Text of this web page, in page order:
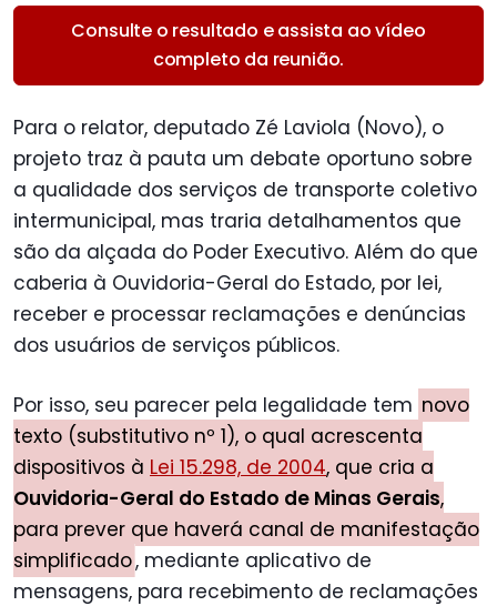
Consulte o resultado e assista ao vídeo
completo da reunião.
Para o relator, deputado Zé Laviola (Novo), o
projeto traz à pauta um debate oportuno sobre
a qualidade dos serviços de transporte coletivo
intermunicipal, mas traria detalhamentos que
são da alçada do Poder Executivo. Além do que
caberia à Ouvidoria-Geral do Estado, por lei,
receber e processar reclamações e denúncias
dos usuários de serviços públicos.
Por isso, seu parecer pela legalidade tem novo
texto (substitutivo nº 1), o qual acrescenta
dispositivos à Lei 15.298, de 2004, que cria a
Ouvidoria-Geral do Estado de Minas Gerais,
para prever que haverá canal de manifestação
simplificado, mediante aplicativo de
mensagens, para recebimento de reclamações